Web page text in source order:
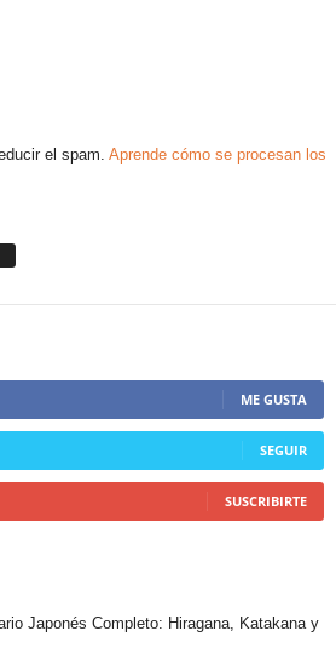
el spam. Aprende cómo se procesan los
ME GUSTA
SEGUIR
SUSCRIBIRTE
Japonés Completo: Hiragana, Katakana y